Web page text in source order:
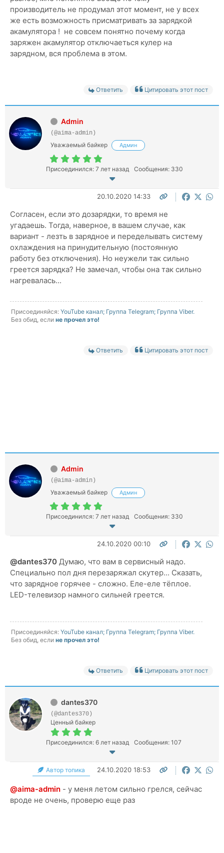
производитель не продумал этот момент, не у всех
же есть возможность присматривать за зарядкой
акамулятора ! не совсем понятно почему когда
заряжен акамулятор отключаеться кулер на
зарядном, вся проблема в этом.
Ответить Цитировать этот пост
Admin
(@aima-admin)
Уважаемый байкер Админ
Присоединился: 7 лет назад Сообщения: 330
20.10.2020 14:33
Согласен, если это дозарядки, то время не
угадаешь. Тогда, наверное, в вашем случае, как
вариант - лезть в зарядное и переделывать систему
охлаждения на принудительную (постоянную
работу без отключения). Но неужели так сильно
греется зарядка? Не замечал, чтобы она так сильно
нагревалась...
Присоединяйся: YouTube канал; Группа Telegram; Группа Viber.
Без обид, если не прочел это!
Ответить Цитировать этот пост
Admin
(@aima-admin)
Уважаемый байкер Админ
Присоединился: 7 лет назад Сообщения: 330
24.10.2020 00:10
@dantes370 Думаю, что вам в сервисный надо.
Специально пол дня перезаряжал скутер... Сказать,
что зарядное горячее - сложно. Еле-еле тёплое.
LED-телевизор намного сильней греется.
Присоединяйся: YouTube канал; Группа Telegram; Группа Viber.
Без обид, если не прочел это!
Ответить Цитировать этот пост
dantes370
(@dantes370)
Ценный байкер
Присоединился: 6 лет назад Сообщения: 107
Автор топика 24.10.2020 18:53
@aima-admin - у меня летом сильно грелся, сейчас
вроде не очень, проверю еще раз